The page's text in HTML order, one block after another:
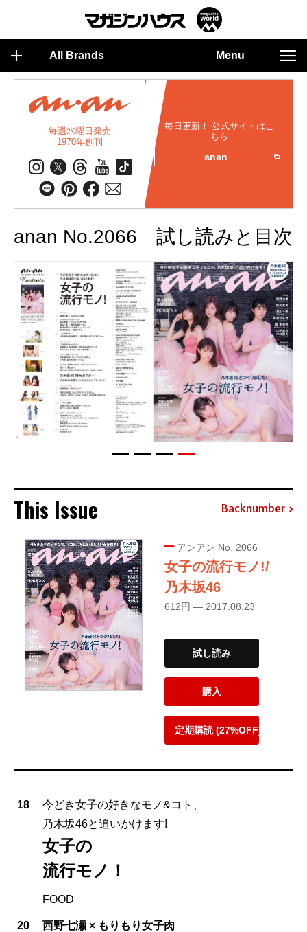
All Brands Menu
毎週水曜日発売
1970年創刊
毎日更新！ 公式サイトはこ
ちら
anan
anan No.2066 試し読みと目次
This Issue Backnumber
アンアン No. 2066
女子の流行モノ!/
乃木坂46
612円 — 2017.08.23
試し読み
購入
定期購読 (27%OFF)
18
今どき女子の好きなモノ&コト、
乃木坂46と追いかけます!
女子の
流行モノ！
FOOD
20 西野七瀬 × もりもり女子肉